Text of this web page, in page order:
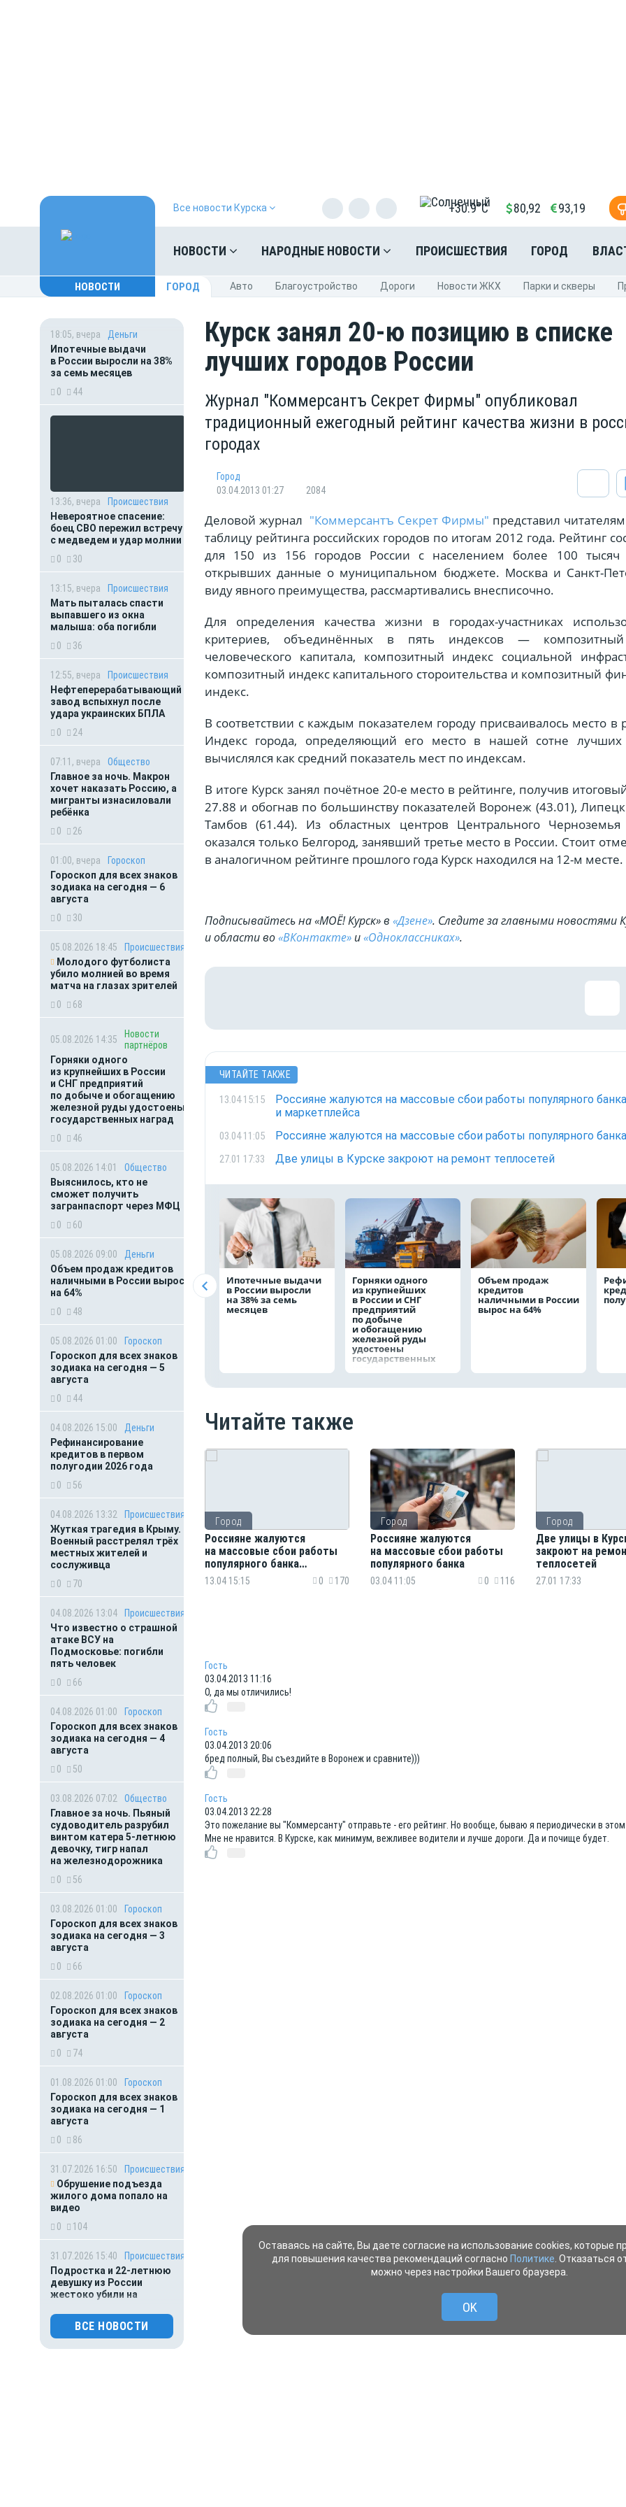
Все новости Курска +30.9°C 80,92 93,19
НОВОСТИ НАРОДНЫЕ НОВОСТИ ПРОИСШЕСТВИЯ ГОРОД
НОВОСТИ ГОРОД Авто Благоустройство Дороги Новости ЖКХ Парки и скверы
18:05, вчера
Деньги
Ипотечные выдачи
в России выросли на 38%
за семь месяцев
0
44
13:36, вчера
Происшествия
Невероятное спасение:
боец СВО пережил встречу
с медведем и удар молнии
0
30
13:15, вчера
Происшествия
Мать пыталась спасти
выпавшего из окна
малыша: оба погибли
0
36
12:55, вчера
Происшествия
Нефтеперерабатывающий
завод вспыхнул после
удара украинских БПЛА
0
24
07:11, вчера
Общество
Главное за ночь. Макрон
хочет наказать Россию, а
мигранты изнасиловали
ребёнка
0
26
01:00, вчера
Гороскоп
Гороскоп для всех знаков
зодиака на сегодня — 6
августа
0
30
05.08.2026 18:45
Происшествия
Молодого футболиста
убило молнией во время
матча на глазах зрителей
0
68
05.08.2026 14:35
Новости
партнёров
Горняки одного
из крупнейших в России
и СНГ предприятий
по добыче и обогащению
железной руды удостоены
государственных наград
0
46
05.08.2026 14:01
Общество
Выяснилось, кто не
сможет получить
загранпаспорт через МФЦ
0
60
05.08.2026 09:00
Деньги
Объем продаж кредитов
наличными в России вырос
на 64%
0
48
05.08.2026 01:00
Гороскоп
Гороскоп для всех знаков
зодиака на сегодня — 5
августа
0
44
04.08.2026 15:00
Деньги
Рефинансирование
кредитов в первом
полугодии 2026 года
0
56
04.08.2026 13:32
Происшествия
Жуткая трагедия в Крыму.
Военный расстрелял трёх
местных жителей и
сослуживца
0
70
04.08.2026 13:04
Происшествия
Что известно о страшной
атаке ВСУ на
Подмосковье: погибли
пять человек
0
66
04.08.2026 01:00
Гороскоп
Гороскоп для всех знаков
зодиака на сегодня — 4
августа
0
50
03.08.2026 07:02
Общество
Главное за ночь. Пьяный
судоводитель разрубил
винтом катера 5-летнюю
девочку, тигр напал
на железнодорожника
0
56
03.08.2026 01:00
Гороскоп
Гороскоп для всех знаков
зодиака на сегодня — 3
августа
0
66
02.08.2026 01:00
Гороскоп
Гороскоп для всех знаков
зодиака на сегодня — 2
августа
0
74
01.08.2026 01:00
Гороскоп
Гороскоп для всех знаков
зодиака на сегодня — 1
августа
0
86
31.07.2026 16:50
Происшествия
Обрушение подъезда
жилого дома попало на
видео
0
104
31.07.2026 15:40
Происшествия
Подростка и 22-летнюю
девушку из России
жестоко убили на
Таиланде
0
100
ВСЕ НОВОСТИ
Курск занял 20-ю позицию в списке
лучших городов России
Журнал "Коммерсантъ Секрет Фирмы" опубликовал
традиционный ежегодный рейтинг качества жизни в
городах
Город
03.04.2013 01:27
2084
Деловой журнал "Коммерсантъ Секрет Фирмы" представил
таблицу рейтинга российских городов по итогам 2012 года. Рейтинг
для 150 из 156 городов России с населением более 100 тысяч
открывших данные о муниципальном бюджете. Москва и Санкт-
виду явного преимущества, рассмартивались внесписочно.
Для определения качества жизни в городах-участниках
критериев, объединённых в пять индексов —
человеческого капитала, композитный индекс социальной
композитный индекс капитального стороительства и композитный
индекс.
В соответствии с каждым показателем городу присваивалось место в
Индекс города, определяющий его место в нашей сотне лучших
вычислялся как средний показатель мест по индексам.
В итоге Курск занял почётное 20-е место в рейтинге, получив
27.88 и обогнав по большинству показателей Воронеж (43.01),
Тамбов (61.44). Из областных центров Центрального
оказался только Белгород, занявший третье место в России. Стоит
в аналогичном рейтинге прошлого года Курск находился на 12-м месте.
Подписывайтесь на «МОЁ! Курск» в «Дзене». Cледите за главными новостями
и области во«ВКонтакте» и«Одноклассниках».
ЧИТАЙТЕ ТАКЖЕ
13.04 15:15
Россияне жалуются на массовые сбои работы популярного банка
и маркетплейса
03.04 11:05 Россияне жалуются на массовые сбои работы популярного банка
27.01 17:33 Две улицы в Курске закроют на ремонт теплосетей
Ипотечные выдачи
в России выросли
на 38% за семь
месяцев
Горняки одного
из крупнейших
в России и СНГ
предприятий
по добыче
и обогащению
железной руды
удостоены
государственных
наград
Объем продаж
кредитов
наличными в России
вырос на 64%
Читайте также
Город
Россияне жалуются
на массовые сбои работы
популярного банка
и маркетплейса
13.04 15:15 0 170
Город
Россияне жалуются
на массовые сбои работы
популярного банка
03.04 11:05 0 116
Город
Две улицы в
закроют на
теплосетей
27.01 17:33
Гость
03.04.2013 11:16
О, да мы отличились!
Гость
03.04.2013 20:06
бред полный, Вы съездийте в Воронеж и сравните)))
Гость
03.04.2013 22:28
Это пожелание вы "Коммерсанту" отправьте - его рейтинг. Но вообще, бываю я периодически в
Мне не нравится. В Курске, как минимум, вежливее водители и лучше дороги. Да и почище будет.
Оставаясь на сайте, Вы даете согласие на использование cookies, которые
для повышения качества рекомендаций согласно Политике . Отказаться
можно через настройки Вашего браузера.
OK